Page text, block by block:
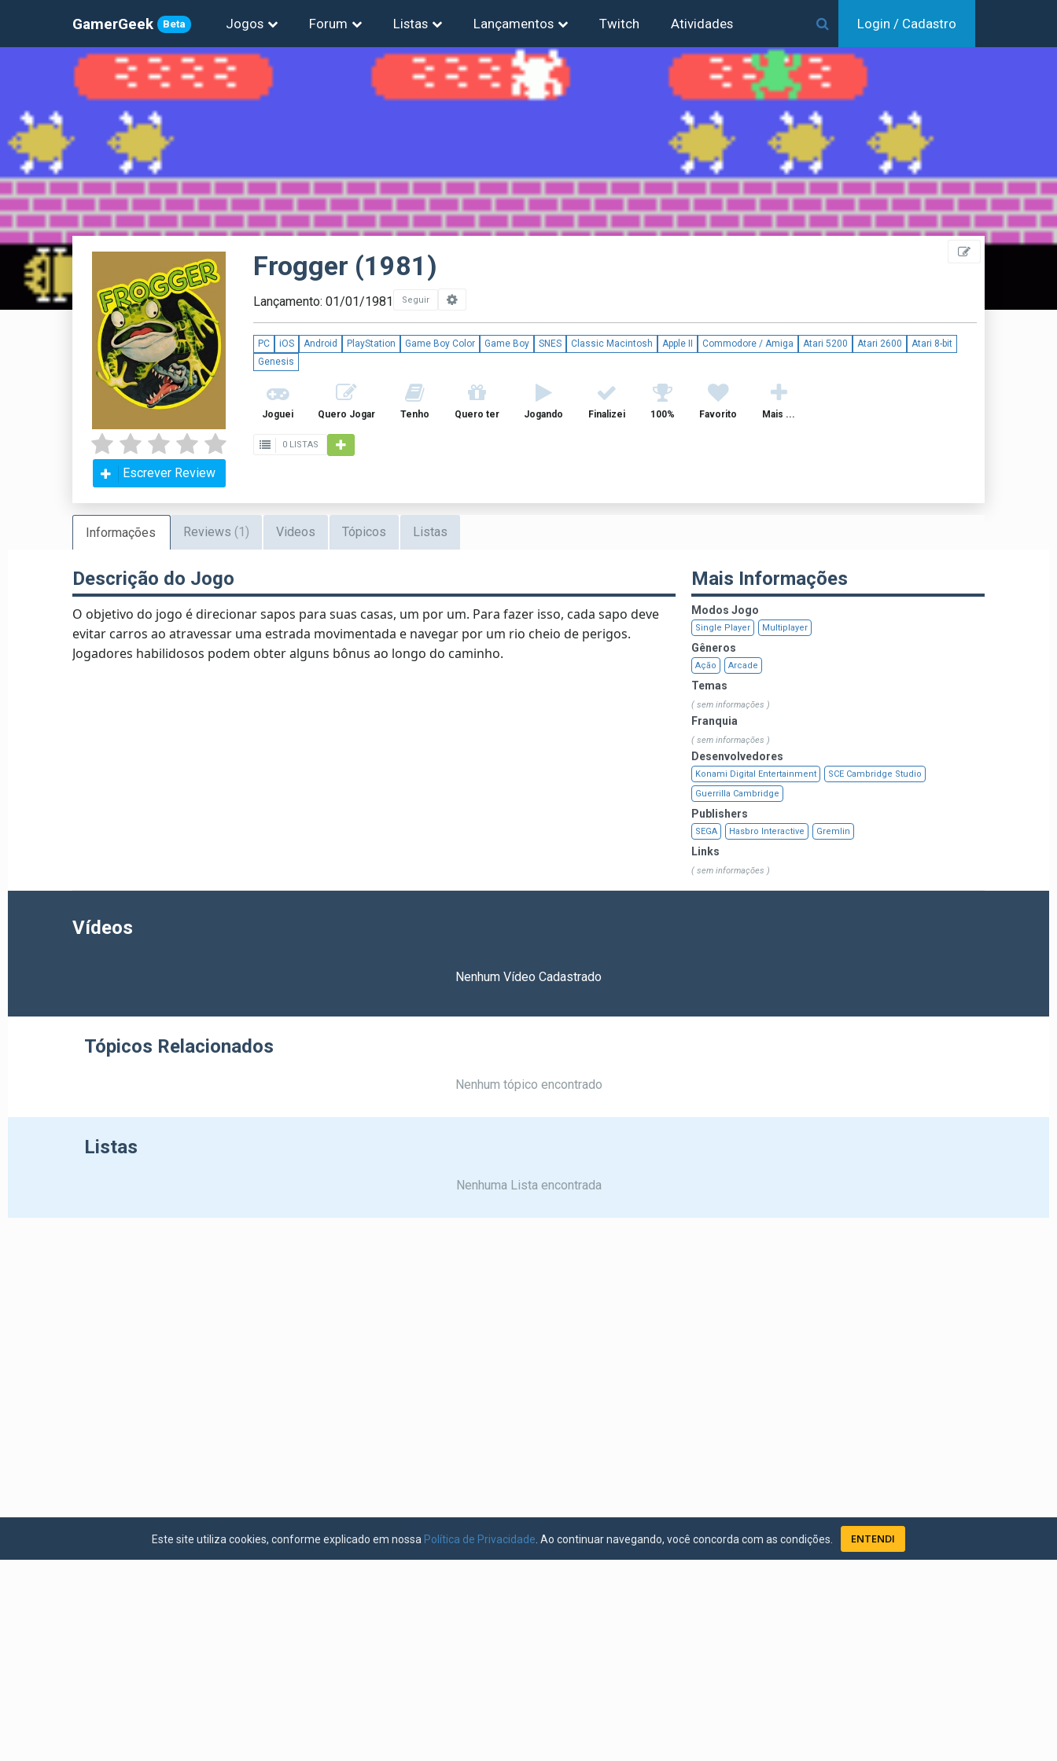
GamerGeek Beta Jogos Forum Listas Lançamentos Twitch Atividades Login / Cadastro
Escrever Review
Frogger (1981)
Lançamento: 01/01/1981 Seguir
PC iOS Android PlayStation Game Boy Color Game Boy SNES Classic Macintosh Apple II Commodore / Amiga Atari 5200 Atari 2600
Atari 8-bit
Genesis
Joguei Quero Jogar Tenho Quero ter Jogando Finalizei 100% Favorito Mais ...
0 LISTAS
Informações Reviews (1) Videos Tópicos Listas
Descrição do Jogo
O objetivo do jogo é direcionar sapos para suas casas, um por um. Para fazer isso, cada sapo deve
evitar carros ao atravessar uma estrada movimentada e navegar por um rio cheio de perigos.
Jogadores habilidosos podem obter alguns bônus ao longo do caminho.
Mais Informações
Modos Jogo
Single Player Multiplayer
Gêneros
Ação Arcade
Temas
( sem informações )
Franquia
( sem informações )
Desenvolvedores
Konami Digital Entertainment
SCE Cambridge Studio
Guerrilla Cambridge
Publishers
SEGA Hasbro Interactive Gremlin
Links
( sem informações )
Vídeos
Nenhum Vídeo Cadastrado
Tópicos Relacionados
Nenhum tópico encontrado
Listas
Nenhuma Lista encontrada
Este site utiliza cookies, conforme explicado em nossa Política de Privacidade . Ao continuar navegando, você concorda com as condições. ENTENDI